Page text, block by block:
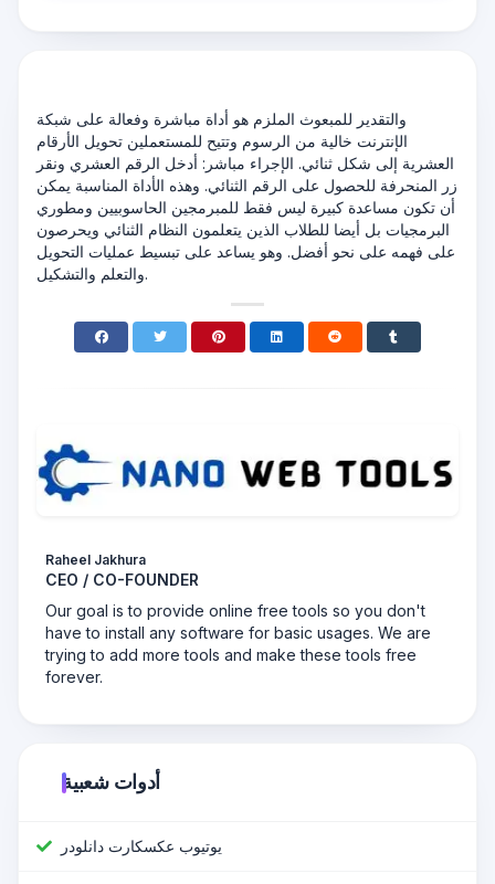
والتقدير للمبعوث الملزم هو أداة مباشرة وفعالة على شبكة
الإنترنت خالية من الرسوم وتتيح للمستعملين تحويل الأرقام
العشرية إلى شكل ثنائي. الإجراء مباشر: أدخل الرقم العشري ونقر
زر المنحرفة للحصول على الرقم الثنائي. وهذه الأداة المناسبة يمكن
أن تكون مساعدة كبيرة ليس فقط للمبرمجين الحاسوبيين ومطوري
البرمجيات بل أيضا للطلاب الذين يتعلمون النظام الثنائي ويحرصون
على فهمه على نحو أفضل. وهو يساعد على تبسيط عمليات التحويل
والتعلم والتشكيل.
Raheel Jakhura
CEO / CO-FOUNDER
Our goal is to provide online free tools so you don't
have to install any software for basic usages. We are
trying to add more tools and make these tools free
forever.
أدوات شعبية
یوتیوب عکسکارت دانلودر